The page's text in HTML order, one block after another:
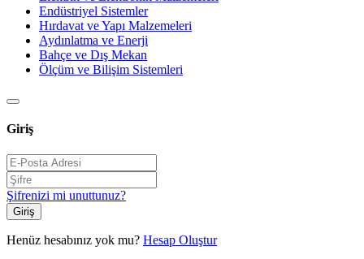
Endüstriyel Sistemler
Hırdavat ve Yapı Malzemeleri
Aydınlatma ve Enerji
Bahçe ve Dış Mekan
Ölçüm ve Bilişim Sistemleri
Giriş
Şifrenizi mi unuttunuz?
Giriş
Henüz hesabınız yok mu? Hesap Oluştur